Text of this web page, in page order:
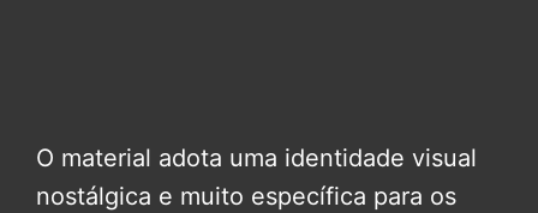
O material adota uma identidade visual
nostálgica e muito específica para os